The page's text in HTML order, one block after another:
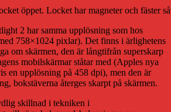
öppet. Locket har magneter och fäster
2 har samma upplösning som hos
758×1024 pixlar). Det finns i ärlighetens
om skärmen, den är långtifrån superskarp
mobilskärmar ståtar med (Apples nya
en upplösning på 458 dpi), men den är
bokstäverna återges skarpt på skärmen.
skillnad i tekniken i